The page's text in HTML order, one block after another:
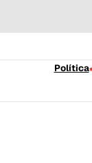
Política